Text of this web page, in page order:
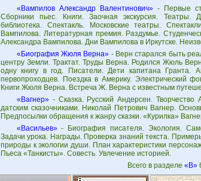
«Вампилов Александр Валентинович»- Первые
Сборники пьес. Книги. Заочная экскурсия.
библиотека. Спектакль. Московские театры.
Вампилова. Литературная премия. Раздумье.
Александра Вампилова. Дни Вампилова в Иркутске.
«Биография Жюля Верна» - Верн старался быть
центру Земли. Трактат. Труды Верна. Родился Жюль
одну книгу в год. Писатели. Дети капитана Гранта.
первопроходцев. Поездка в Америку. Электрический
Книги Жюля Верна. Встреча Ж. Верна с известным
«Вагнер»- Сказка. Русский Андерсен.
датским сказочниками. Николай Петрович Вагнер.
Предпосылки обращения к жанру сказки. «Курилка»
«Васильев»- Биография писателя. Экология.
Задачи урока. Награды. Проверка знаний текста.
природы к экологии души. План характеристики
Пьеса «Танкисты». Совесть. Увлечение историей.
Всего в разделе «В»